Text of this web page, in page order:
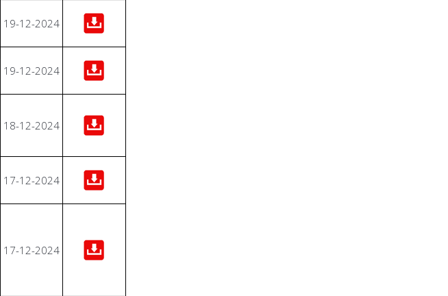
19-12-2024
19-12-2024
18-12-2024
17-12-2024
17-12-2024